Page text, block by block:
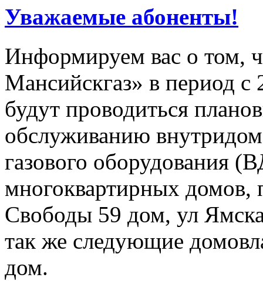
Уважаемые абоненты!
Информируем вас о том,
Мансийскгаз» в период с
будут проводиться
обслуживанию
газового
многоквартирных
Свободы 59 дом, ул
так же следующие
дом.